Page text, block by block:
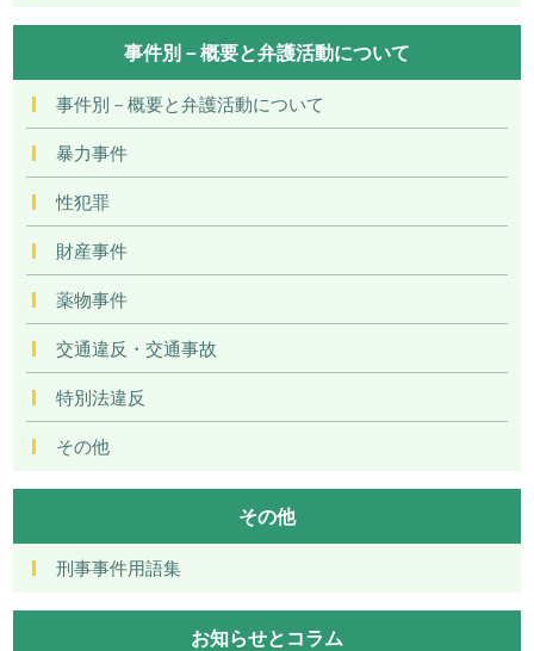
事件別－概要と弁護活動について
事件別－概要と弁護活動について
暴力事件
性犯罪
財産事件
薬物事件
交通違反・交通事故
特別法違反
その他
その他
刑事事件用語集
お知らせとコラム